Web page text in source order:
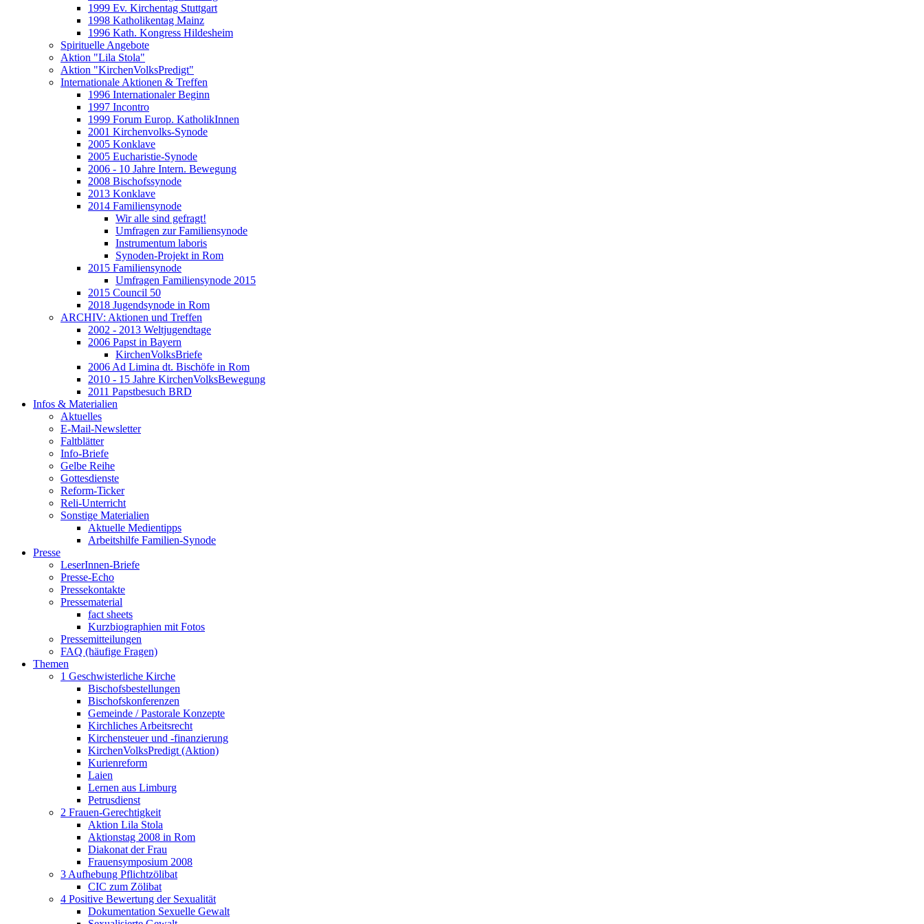
1999 Ev. Kirchentag Stuttgart
1998 Katholikentag Mainz
1996 Kath. Kongress Hildesheim
Spirituelle Angebote
Aktion "Lila Stola"
Aktion "KirchenVolksPredigt"
Internationale Aktionen & Treffen
1996 Internationaler Beginn
1997 Incontro
1999 Forum Europ. KatholikInnen
2001 Kirchenvolks-Synode
2005 Konklave
2005 Eucharistie-Synode
2006 - 10 Jahre Intern. Bewegung
2008 Bischofssynode
2013 Konklave
2014 Familiensynode
Wir alle sind gefragt!
Umfragen zur Familiensynode
Instrumentum laboris
Synoden-Projekt in Rom
2015 Familiensynode
Umfragen Familiensynode 2015
2015 Council 50
2018 Jugendsynode in Rom
ARCHIV: Aktionen und Treffen
2002 - 2013 Weltjugendtage
2006 Papst in Bayern
KirchenVolksBriefe
2006 Ad Limina dt. Bischöfe in Rom
2010 - 15 Jahre KirchenVolksBewegung
2011 Papstbesuch BRD
Infos & Materialien
Aktuelles
E-Mail-Newsletter
Faltblätter
Info-Briefe
Gelbe Reihe
Gottesdienste
Reform-Ticker
Reli-Unterricht
Sonstige Materialien
Aktuelle Medientipps
Arbeitshilfe Familien-Synode
Presse
LeserInnen-Briefe
Presse-Echo
Pressekontakte
Pressematerial
fact sheets
Kurzbiographien mit Fotos
Pressemitteilungen
FAQ (häufige Fragen)
Themen
1 Geschwisterliche Kirche
Bischofsbestellungen
Bischofskonferenzen
Gemeinde / Pastorale Konzepte
Kirchliches Arbeitsrecht
Kirchensteuer und -finanzierung
KirchenVolksPredigt (Aktion)
Kurienreform
Laien
Lernen aus Limburg
Petrusdienst
2 Frauen-Gerechtigkeit
Aktion Lila Stola
Aktionstag 2008 in Rom
Diakonat der Frau
Frauensymposium 2008
3 Aufhebung Pflichtzölibat
CIC zum Zölibat
4 Positive Bewertung der Sexualität
Dokumentation Sexuelle Gewalt